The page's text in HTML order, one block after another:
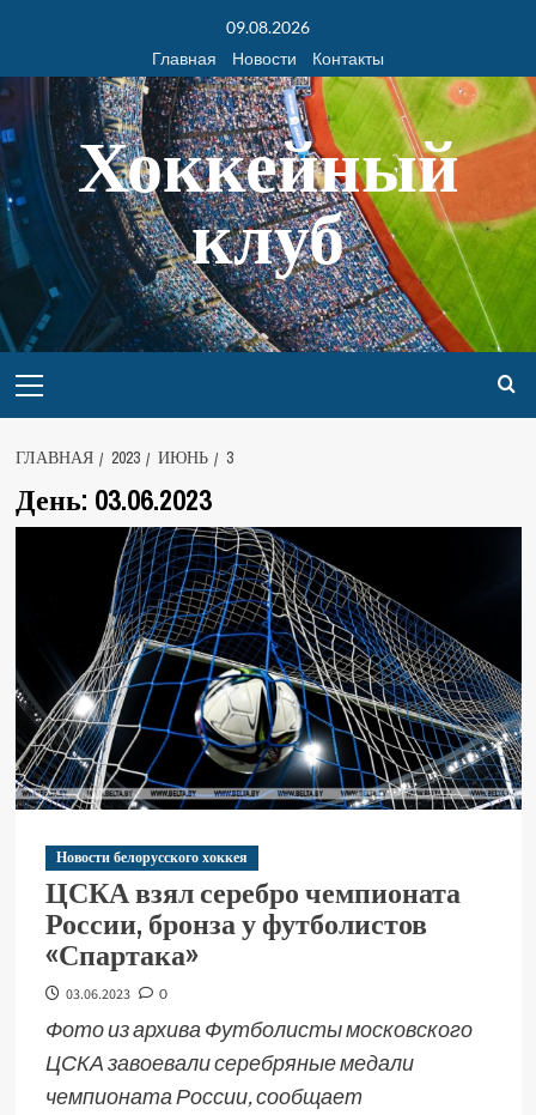
09.08.2026
Главная
Новости Контакты
Хоккейный
клуб
ГЛАВНАЯ 2023 ИЮНЬ 3
День: 03.06.2023
Новости белорусского хоккея
ЦСКА взял серебро чемпионата
России, бронза у футболистов
«Спартака»
03.06.2023 0
Фото из архива Футболисты московского
ЦСКА завоевали серебряные медали
чемпионата России, сообщает